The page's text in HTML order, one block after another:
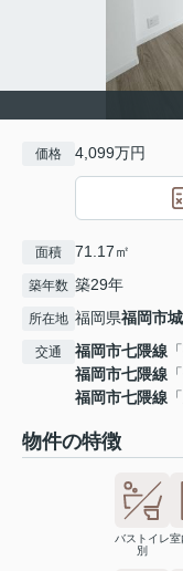
価格 4,099万円
面積 71.17㎡
築年数 築29年
所在地 福岡県福岡市
交通 福岡市七隈線 「
福岡市七隈線 「
福岡市七隈線 「
物件の特徴
バストイレ
別
室